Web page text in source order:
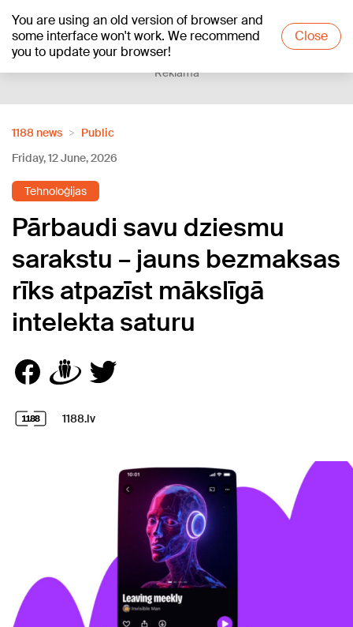
You are using an old version of browser and
some interface won't work. We recommend
you to update your browser!
Close
+12°C
Reklāma
1188 news
Public
Friday, 12 June, 2026
Tehnoloģijas
Pārbaudi savu dziesmu
sarakstu – jauns bezmaksas
rīks atpazīst mākslīgā
intelekta saturu
1188.lv